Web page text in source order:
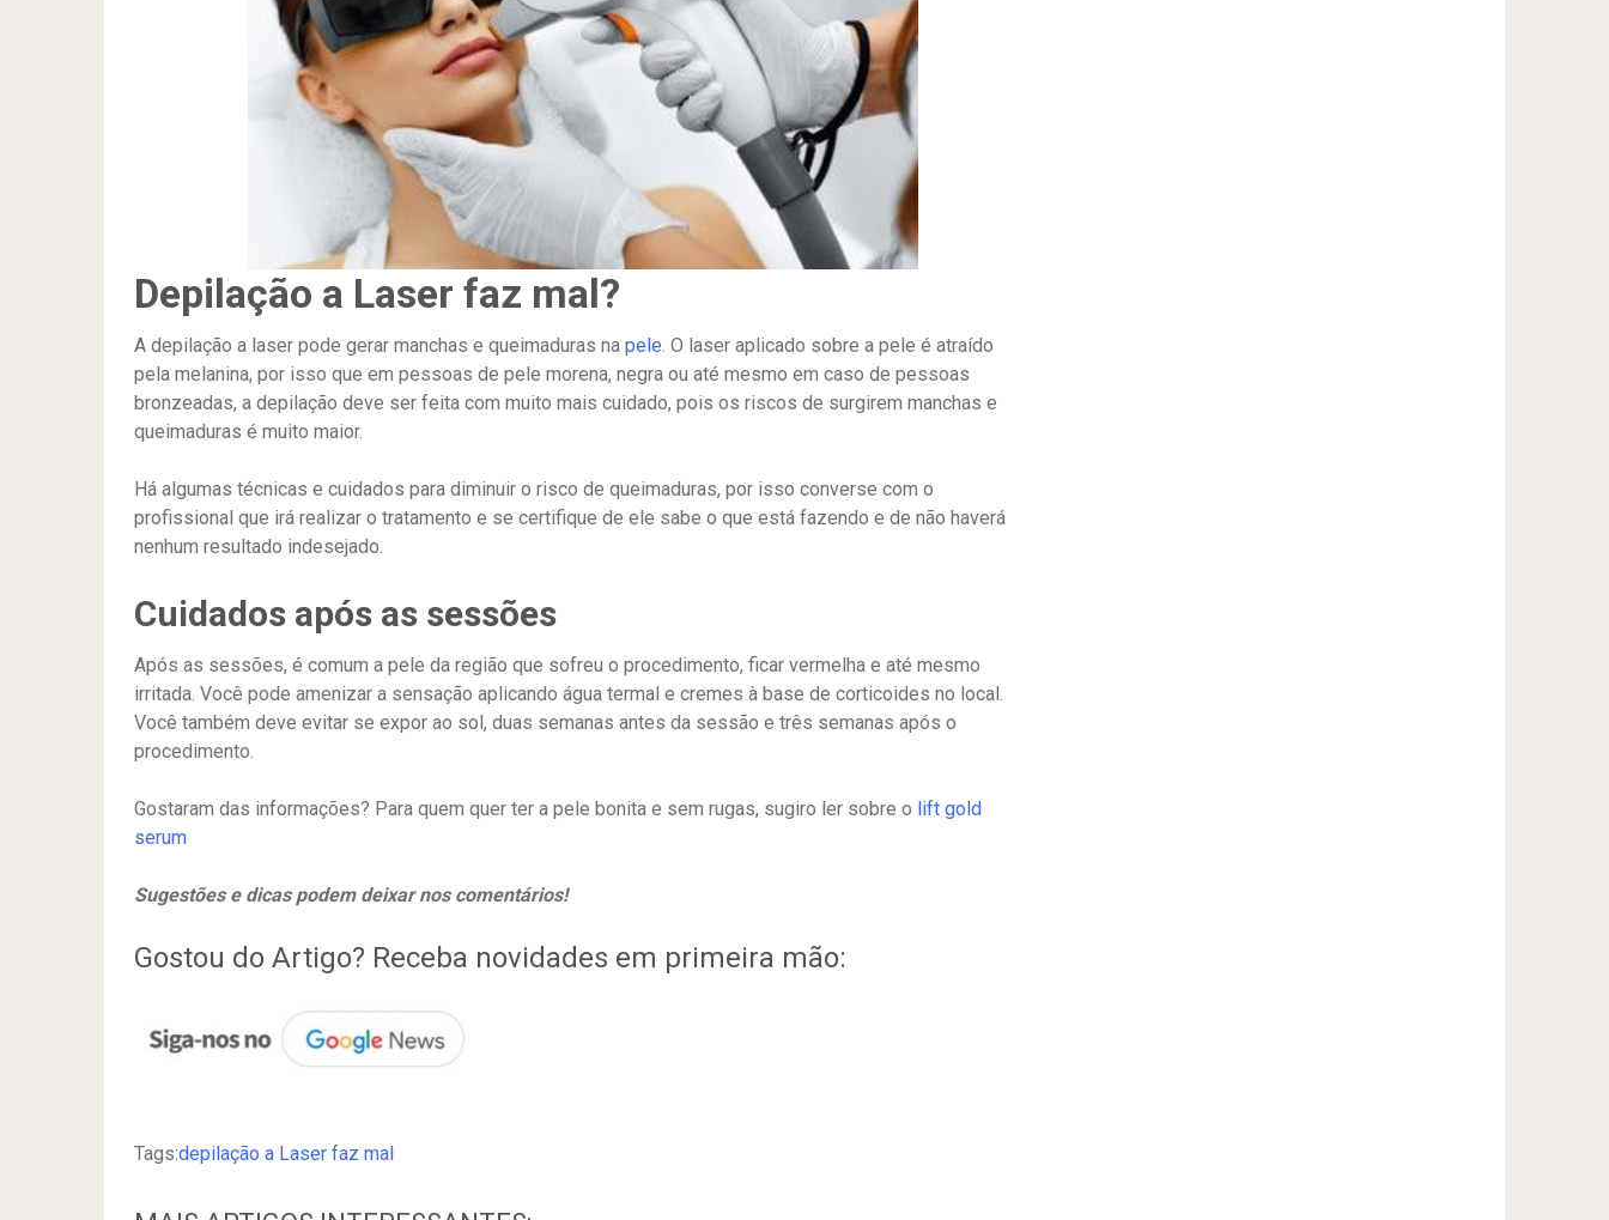
Depilação a Laser faz mal?
A depilação a laser pode gerar manchas e queimaduras na pele. O laser aplicado sobre a pele é atraído
pela melanina, por isso que em pessoas de pele morena, negra ou até mesmo em caso de pessoas
bronzeadas, a depilação deve ser feita com muito mais cuidado, pois os riscos de surgirem manchas e
queimaduras é muito maior.
Há algumas técnicas e cuidados para diminuir o risco de queimaduras, por isso converse com o
profissional que irá realizar o tratamento e se certifique de ele sabe o que está fazendo e de não haverá
nenhum resultado indesejado.
Cuidados após as sessões
Após as sessões, é comum a pele da região que sofreu o procedimento, ficar vermelha e até mesmo
irritada. Você pode amenizar a sensação aplicando água termal e cremes à base de corticoides no local.
Você também deve evitar se expor ao sol, duas semanas antes da sessão e três semanas após o
procedimento.
Gostaram das informações? Para quem quer ter a pele bonita e sem rugas, sugiro ler sobre o lift gold
serum
Sugestões e dicas podem deixar nos comentários!
Gostou do Artigo? Receba novidades em primeira mão:
Tags:depilação a Laser faz mal